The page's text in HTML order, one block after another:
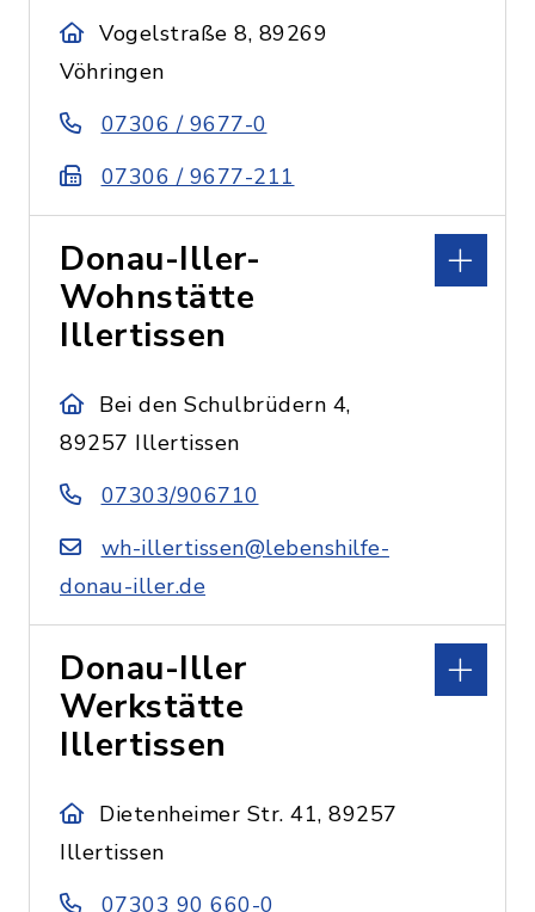
Vogelstraße 8, 89269
Vöhringen
07306 / 9677-0
07306 / 9677-211
Donau-Iller-
Wohnstätte
Illertissen
Bei den Schulbrüdern 4,
89257 Illertissen
07303/906710
wh-illertissen@lebenshilfe-
donau-iller.de
Donau-Iller
Werkstätte
Illertissen
Dietenheimer Str. 41, 89257
Illertissen
07303 90 660-0